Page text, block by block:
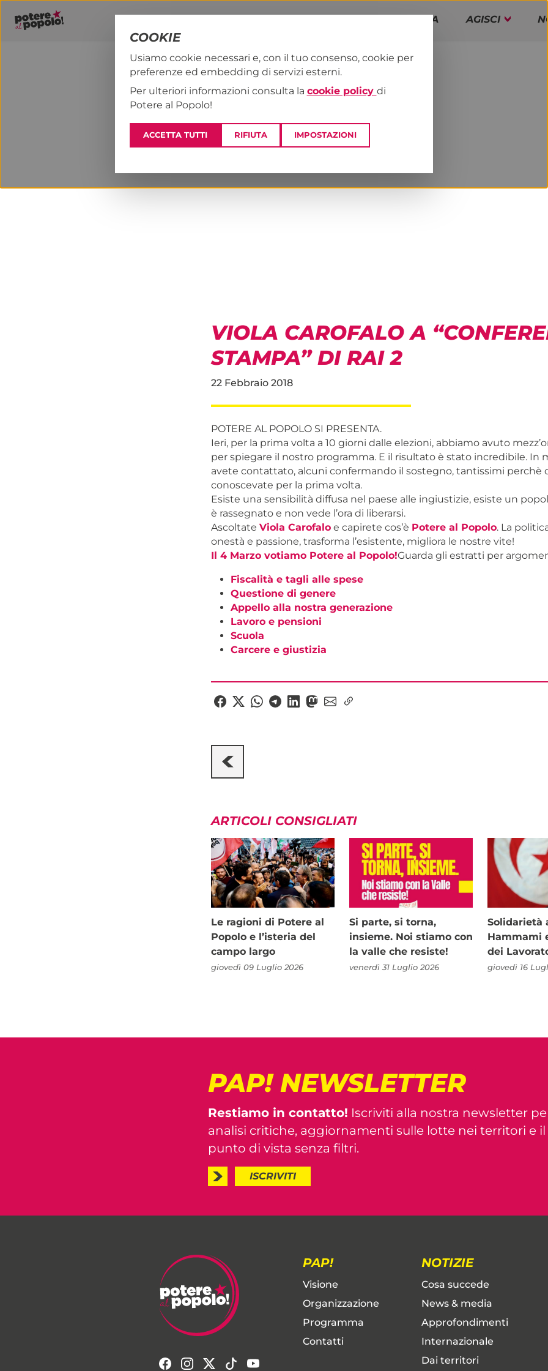
PROGRAMMA AGISCI
PAP! NOTIZIE NEWS & MEDIA
VIOLA CAROFALO A
STAMPA” DI RAI 2
22 Febbraio 2018
POTERE AL POPOLO SI PRESENTA.
Ieri, per la prima volta a 10 giorni dalle elezioni, abbiamo avuto
per spiegare il nostro programma. E il risultato è stato incredibile. In
avete contattato, alcuni confermando il sostegno, tantissimi perchè
conoscevate per la prima volta.
Esiste una sensibilità diffusa nel paese alle ingiustizie, esiste un
è rassegnato e non vede l’ora di liberarsi.
Ascoltate Viola Carofaloe capirete cos’è Potere al Popolo. La
onestà e passione, trasforma l’esistente, migliora le nostre vite!
Il 4 Marzo votiamo Potere al Popolo!Guarda gli estratti per
Fiscalità e tagli alle spese
Questione di genere
Appello alla nostra generazione
Lavoro e pensioni
Scuola
Carcere e giustizia
ARTICOLI CONSIGLIATI
Le ragioni di Potere al
Popolo e l’isteria del
campo largo
giovedì 09 Luglio 2026
Si parte, si torna,
insieme. Noi stiamo con
la valle che resiste!
venerdì 31 Luglio 2026
Solidarietà
Hammami
dei
giovedì 16
PAP! NEWSLETTER
Restiamo in contatto! Iscriviti alla nostra newsletter
analisi critiche, aggiornamenti sulle lotte nei territori e
punto di vista senza filtri.
ISCRIVITI
PAP!
Visione
Organizzazione
Programma
Contatti
NOTIZIE
Cosa succede
News & media
Approfondimenti
Internazionale
Dai territori
COOKIE
Usiamo cookie necessari e, con il tuo consenso, cookie per
preferenze ed embedding di servizi esterni.
Per ulteriori informazioni consulta la cookie policy di
Potere al Popolo!
ACCETTA TUTTI RIFIUTA IMPOSTAZIONI